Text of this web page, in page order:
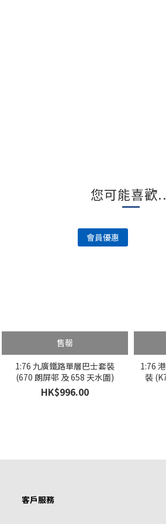
您可能喜歡
售罄
1:76 九廣鐵路單層巴士套裝
(670 朗屏邨 及 658 天水圍)
HK$996.00
1:76
裝
客戶服務